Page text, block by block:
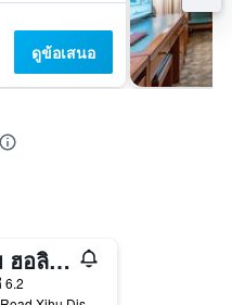
ดูข้อเสนอ
โรงแรม ฮอลิเดย์ อินน์ เอ็กซ์เพรส หางโจว ซีซี ทัวริซึม โซน บาย IHG
6.2